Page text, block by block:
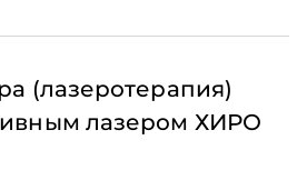
(лазеротерапия)
лазером ХИРО